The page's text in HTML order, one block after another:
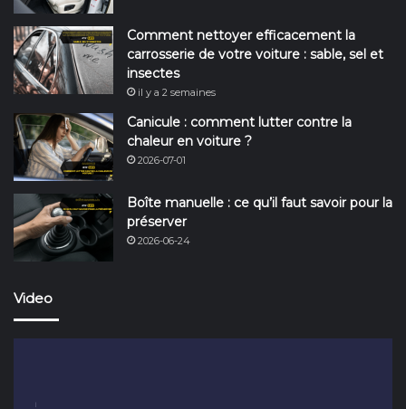
Comment nettoyer efficacement la
carrosserie de votre voiture : sable, sel et
insectes
il y a 2 semaines
Canicule : comment lutter contre la
chaleur en voiture ?
2026-07-01
Boîte manuelle : ce qu’il faut savoir pour la
préserver
2026-06-24
Video